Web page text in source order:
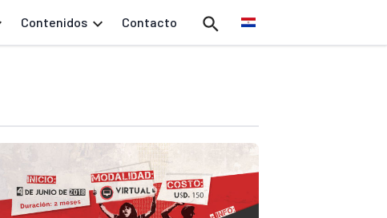
Contenidos Contacto